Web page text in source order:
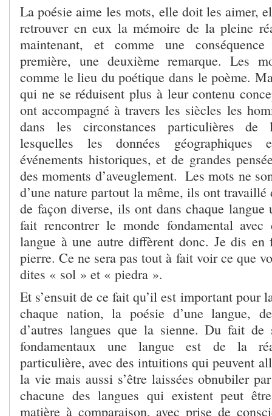
La poésie aime les mots, elle doit les aimer,
retrouver en eux la mémoire de la pleine
maintenant, et comme une
première, une deuxième remarque. Les
comme le lieu du poétique dans le poème.
qui ne se réduisent plus à leur contenu
ont accompagné à travers les siècles les
dans les circonstances particulières de
lesquelles les données géographiques
événements historiques, et de grandes
des moments d’aveuglement. Les mots ne
d’une nature partout la même, ils ont
de façon diverse, ils ont dans chaque
fait rencontrer le monde fondamental avec
langue à une autre diffèrent donc. Je dis
pierre. Ce ne sera pas tout à fait voir ce que
dites « sol » et « piedra ».
Et s’ensuit de ce fait qu’il est important pour
chaque nation, la poésie d’une langue,
d’autres langues que la sienne. Du fait de
fondamentaux une langue est de la
particulière, avec des intuitions qui peuvent
la vie mais aussi s’être laissées obnubiler
chacune des langues qui existent peut
matière à comparaison, avec prise de